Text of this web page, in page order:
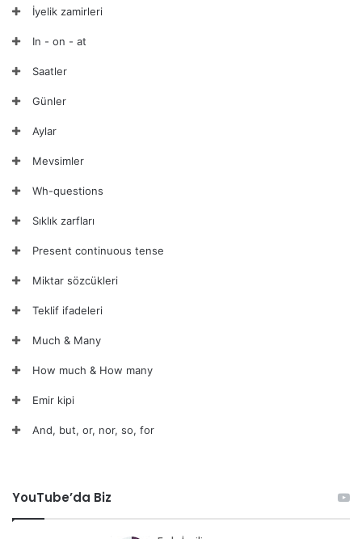
İyelik zamirleri
In - on - at
Saatler
Günler
Aylar
Mevsimler
Wh-questions
Sıklık zarfları
Present continuous tense
Miktar sözcükleri
Teklif ifadeleri
Much & Many
How much & How many
Emir kipi
And, but, or, nor, so, for
YouTube’da Biz